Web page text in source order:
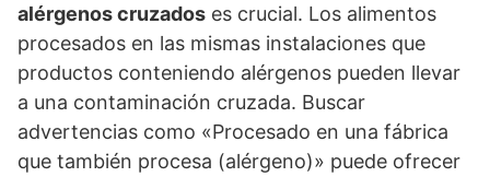
alérgenos cruzados es crucial. Los alimentos
procesados en las mismas instalaciones que
productos conteniendo alérgenos pueden llevar
a una contaminación cruzada. Buscar
advertencias como «Procesado en una fábrica
que también procesa (alérgeno)» puede ofrecer